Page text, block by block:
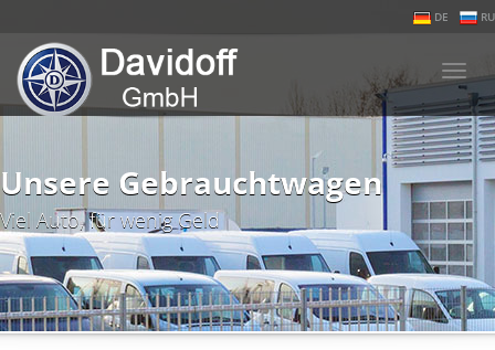
DE RU
Unsere Gebrauchtwagen
Viel Auto, für wenig Geld